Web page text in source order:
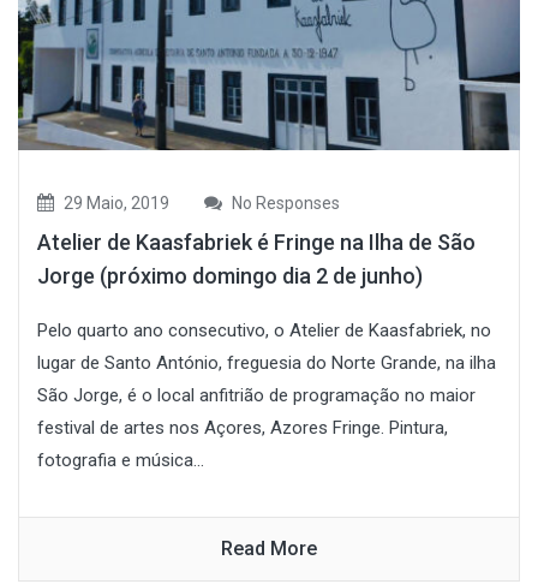
29 Maio, 2019 No Responses
Atelier de Kaasfabriek é Fringe na Ilha de São
Jorge (próximo domingo dia 2 de junho)
Pelo quarto ano consecutivo, o Atelier de Kaasfabriek, no
lugar de Santo António, freguesia do Norte Grande, na ilha
São Jorge, é o local anfitrião de programação no maior
festival de artes nos Açores, Azores Fringe. Pintura,
fotografia e música...
Read More